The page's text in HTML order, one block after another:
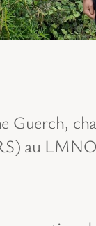
Guerch,
au